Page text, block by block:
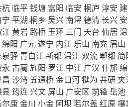
临平钱塘 富阳 临安 桐庐 淳安
平湖 桐乡 吴兴 南浔德清 长兴
黄岩 路桥 玉环 三门 天台 仙居
绵阳 广元遂宁 内江 乐山 南充 眉山
驿 青白江 新都 温江 双流郫都 简
古蔺旌阳 罗江 中江 广汉 什邡
沙湾 五通桥金口河犍为 井研 夹
筠连兴文 屏山 广安区 前锋岳池
尔康金川 小金 阿坝 若尔盖 红原 壤